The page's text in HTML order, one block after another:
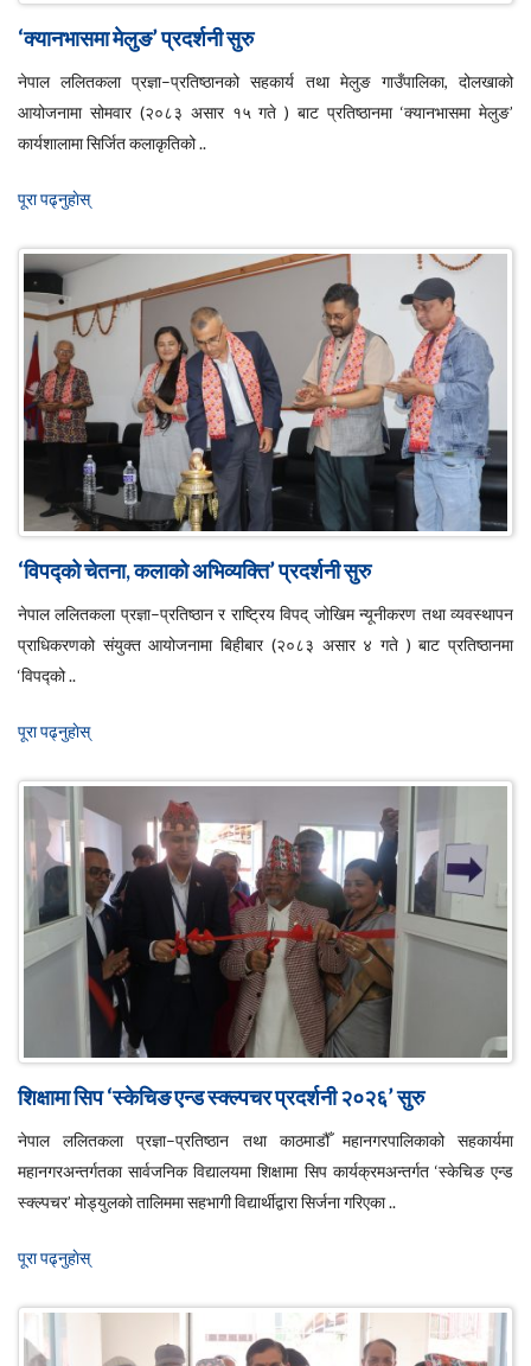
‘क्यानभासमा मेलुङ’ प्रदर्शनी सुरु
नेपाल ललितकला प्रज्ञा–प्रतिष्ठानको सहकार्य तथा मेलुङ गाउँपालिका, दोलखाको
आयोजनामा सोमवार (२०८३ असार १५ गते ) बाट प्रतिष्ठानमा ‘क्यानभासमा मेलुङ’
कार्यशालामा सिर्जित कलाकृतिको ..
पूरा पढ्नुहाेस्
‘विपद्को चेतना, कलाको अभिव्यक्ति’ प्रदर्शनी सुरु
नेपाल ललितकला प्रज्ञा–प्रतिष्ठान र राष्ट्रिय विपद् जोखिम न्यूनीकरण तथा व्यवस्थापन
प्राधिकरणको संयुक्त आयोजनामा बिहीबार (२०८३ असार ४ गते ) बाट प्रतिष्ठानमा
‘विपद्को ..
पूरा पढ्नुहाेस्
शिक्षामा सिप ‘स्केचिङ एन्ड स्क्ल्पचर प्रदर्शनी २०२६’ सुरु
नेपाल ललितकला प्रज्ञा–प्रतिष्ठान तथा काठमाडौँ महानगरपालिकाको सहकार्यमा
महानगरअन्तर्गतका सार्वजनिक विद्यालयमा शिक्षामा सिप कार्यक्रमअन्तर्गत ‘स्केचिङ एन्ड
स्क्ल्पचर’ मोड्युलको तालिममा सहभागी विद्यार्थीद्वारा सिर्जना गरिएका ..
पूरा पढ्नुहाेस्